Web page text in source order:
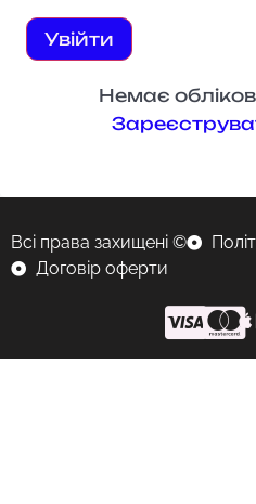
Увійти
Немає
Всі права захищені ©
Договір оферти